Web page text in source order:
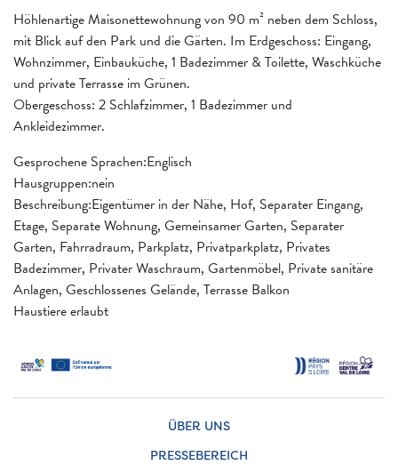
Höhlenartige Maisonettewohnung von 90 m² neben dem Schloss,
mit Blick auf den Park und die Gärten. Im Erdgeschoss: Eingang,
Wohnzimmer, Einbauküche, 1 Badezimmer & Toilette, Waschküche
und private Terrasse im Grünen.
Obergeschoss: 2 Schlafzimmer, 1 Badezimmer und
Ankleidezimmer.
Gesprochene Sprachen:Englisch
Hausgruppen:nein
Beschreibung:Eigentümer in der Nähe, Hof, Separater Eingang,
Etage, Separate Wohnung, Gemeinsamer Garten, Separater
Garten, Fahrradraum, Parkplatz, Privatparkplatz, Privates
Badezimmer, Privater Waschraum, Gartenmöbel, Private sanitäre
Anlagen, Geschlossenes Gelände, Terrasse Balkon
Haustiere erlaubt
ÜBER UNS
PRESSEBEREICH